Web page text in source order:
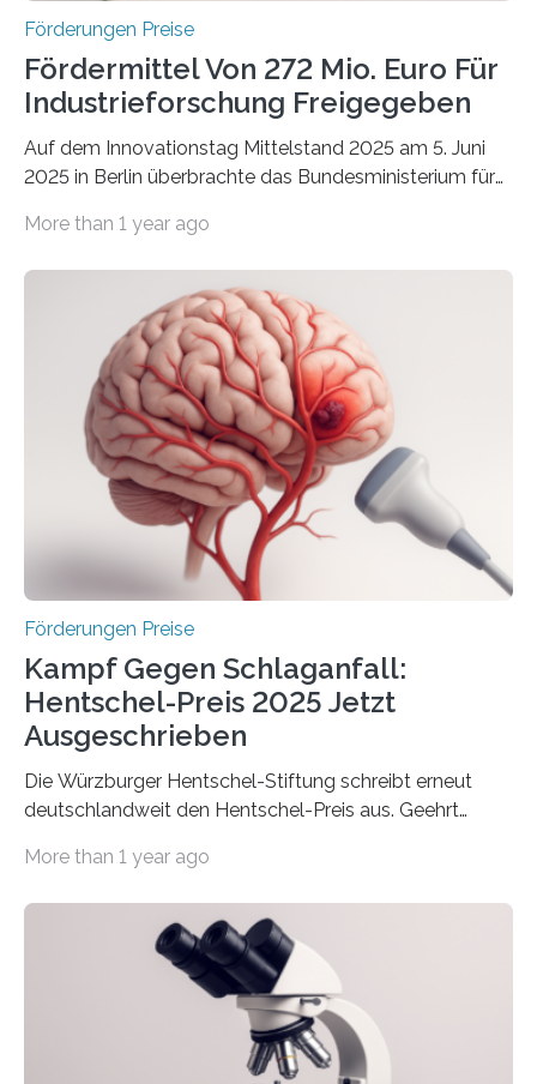
Förderungen Preise
Fördermittel Von 272 Mio. Euro Für
Industrieforschung Freigegeben
Auf dem Innovationstag Mittelstand 2025 am 5. Juni
2025 in Berlin überbrachte das Bundesministerium für
Überplanmäßige Verpflichtungsermächtigungen in
Woche vom Haushaltsausschuss freigegeben – unter
anderem zur Unterstützung der
Industrieforschungsprogramme Industrielle
Gemeinschaftsforschung (IGF), Zentrales
Innovationsprogramm Mittelstand (ZIM) und
Innovationskompetenz INNO-KOM. Auf dem
Innovationstag Mittelstand 2025 am 5. Juni 2025 in
Berlin überbrachte das Bundesministerium für
Wirtschaft und Energie eine gute Nachricht:
Überplanmäßige Verpflichtungsermächtigungen in
More than 1 year ago
Förderungen Preise
Kampf Gegen Schlaganfall:
Hentschel-Preis 2025 Jetzt
Ausgeschrieben
Die Würzburger Hentschel-Stiftung schreibt erneut
deutschlandweit den Hentschel-Preis aus. Geehrt
hochrangige wissenschaftliche Publikation zum Thema
Schlaganfall“ mit Sitz in Würzburg fördert die
Schlaganfallforschung, um die Behandlung der
Betroffenen zu verbessern. Dazu schreibt sie auch in
diesem Jahr wieder deutschlandweit den Hentschel-
Preis aus. Er richtet sich gezielt an jüngere
Forscherinnen und Forscher unter 40 Jahren. Geehrt
More than 1 year ago